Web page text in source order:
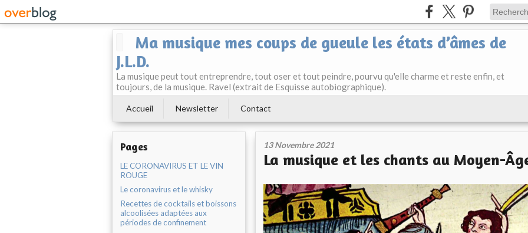
Ma musique mes coups de gueule les états d’âmes de
J.L.D.
La musique peut tout entreprendre, tout oser et tout peindre, pourvu qu'elle charme et reste enfin, et
toujours, de la musique. Ravel (extrait de Esquisse autobiographique).
Accueil Newsletter Contact
Pages
LE CORONAVIRUS ET LE VIN
ROUGE
Le coronavirus et le whisky
Recettes de cocktails et boissons
alcoolisées adaptées aux
périodes de confinement
13 Novembre 2021
La musique et les chants au Moyen-